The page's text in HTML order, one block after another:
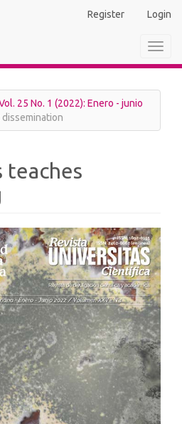
Register Login
25 No. 1 (2022): Enero - junio
teaches